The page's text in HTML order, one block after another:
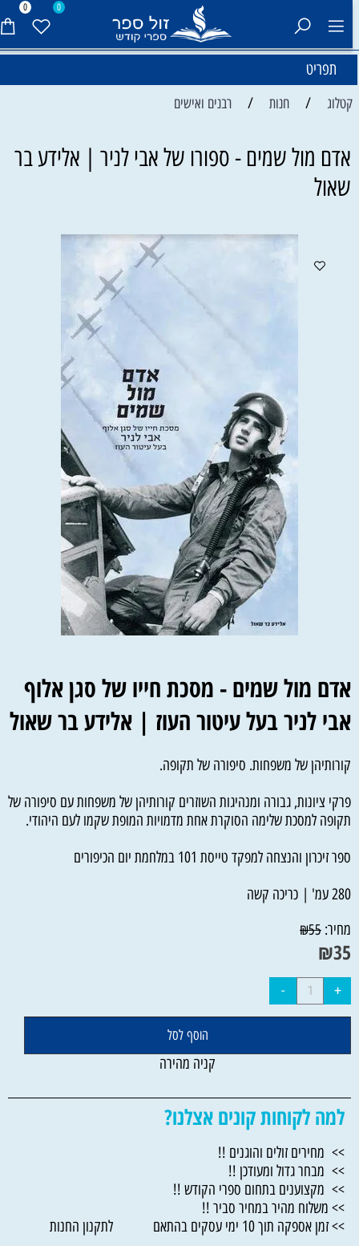
0 0
תפריט
קטלוג / חנות / רבנים ואישים
אדם מול שמים - ספורו של אבי לניר | אלידע בר
שאול
אדם מול שמים - מסכת חייו של סגן אלוף
אבי לניר בעל עיטור העוז | אלידע בר שאול
קורותיהן של משפחות. סיפורה של תקופה.
פרקי ציונות, גבורה ומנהיגות השוזרים קורותיהן של משפחות עם סיפורה של
תקופה למסכת שלימה הסוקרת אחת מדמויות המופת שקמו לעם היהודי.
ספר זיכרון והנצחה למפקד טייסת 101 במלחמת יום הכיפורים
280 עמ' | כריכה קשה
מחיר:
₪55
₪35
הוסף לסל
קניה מהירה
למה לקוחות קונים אצלנו?
>> מחירים זולים והוגנים !!
>> מבחר גדול ומעודכן !!
>> מקצוענים בתחום ספרי הקודש !!
>> משלוח מהיר במחיר סביר !!
>> זמן אספקה תוך 10 ימי עסקים בהתאם לתקנון החנות